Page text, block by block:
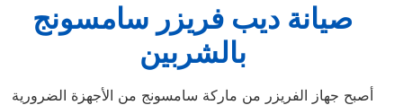
صيانة ديب فريزر سامسونج
بالشربين
أصبح جهاز الفريزر من ماركة سامسونج من الأجهزة الضرورية